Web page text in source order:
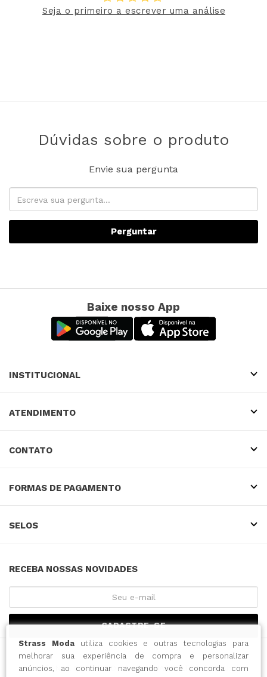
Strass Modautiliza cookies e outras tecnologias para
melhorar sua experiência de compra e personalizar
anúncios, ao continuar navegando você concorda com
Seja o primeiro a escrever uma análise
Dúvidas sobre o produto
Envie sua pergunta
Perguntar
Baixe nosso App
INSTITUCIONAL
ATENDIMENTO
CONTATO
FORMAS DE PAGAMENTO
SELOS
RECEBA NOSSAS NOVIDADES
CADASTRE-SE
INTENSE COMERCIO DO VESTUARIO LTDA / CNPJ: